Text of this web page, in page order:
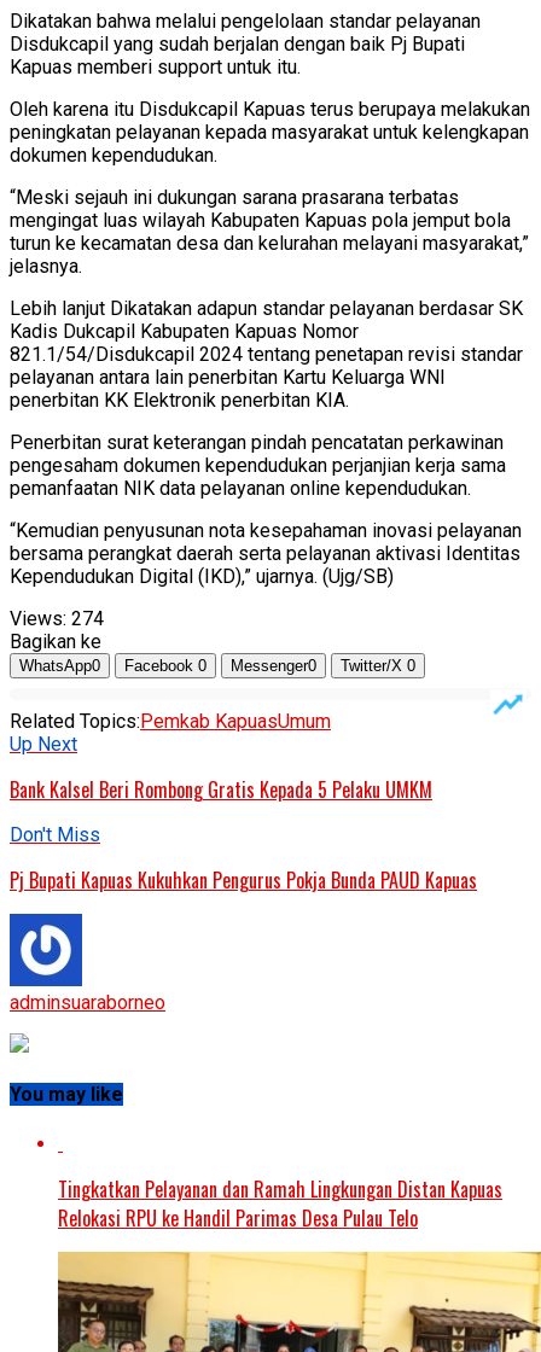
Dikatakan bahwa melalui pengelolaan standar pelayanan
Disdukcapil yang sudah berjalan dengan baik Pj Bupati
Kapuas memberi support untuk itu.
Oleh karena itu Disdukcapil Kapuas terus berupaya melakukan
peningkatan pelayanan kepada masyarakat untuk kelengkapan
dokumen kependudukan.
“Meski sejauh ini dukungan sarana prasarana terbatas
mengingat luas wilayah Kabupaten Kapuas pola jemput bola
turun ke kecamatan desa dan kelurahan melayani masyarakat,”
jelasnya.
Lebih lanjut Dikatakan adapun standar pelayanan berdasar SK
Kadis Dukcapil Kabupaten Kapuas Nomor
821.1/54/Disdukcapil 2024 tentang penetapan revisi standar
pelayanan antara lain penerbitan Kartu Keluarga WNI
penerbitan KK Elektronik penerbitan KIA.
Penerbitan surat keterangan pindah pencatatan perkawinan
pengesaham dokumen kependudukan perjanjian kerja sama
pemanfaatan NIK data pelayanan online kependudukan.
“Kemudian penyusunan nota kesepahaman inovasi pelayanan
bersama perangkat daerah serta pelayanan aktivasi Identitas
Kependudukan Digital (IKD),” ujarnya. (Ujg/SB)
Views: 274
Bagikan ke
WhatsApp0 Facebook 0 Messenger0 Twitter/X 0
Related Topics:Pemkab KapuasUmum
Up Next
Bank Kalsel Beri Rombong Gratis Kepada 5 Pelaku UMKM
Don't Miss
Pj Bupati Kapuas Kukuhkan Pengurus Pokja Bunda PAUD Kapuas
adminsuaraborneo
You may like
Tingkatkan Pelayanan dan Ramah Lingkungan Distan Kapuas
Relokasi RPU ke Handil Parimas Desa Pulau Telo